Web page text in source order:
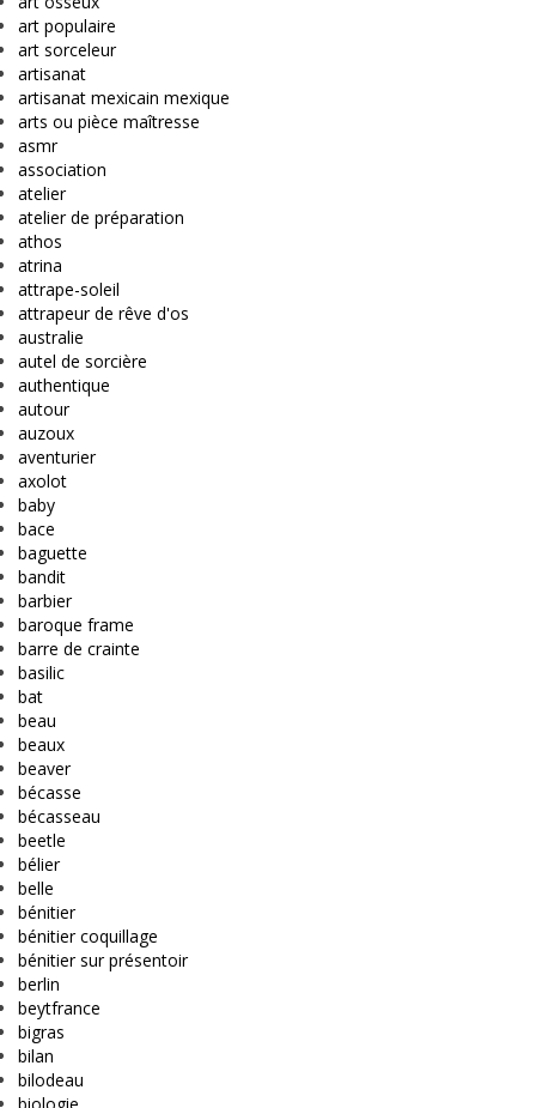
art populaire
art sorceleur
artisanat
artisanat mexicain mexique
arts ou pièce maîtresse
asmr
association
atelier
atelier de préparation
athos
atrina
attrape-soleil
attrapeur de rêve d'os
australie
autel de sorcière
authentique
autour
auzoux
aventurier
axolot
baby
bace
baguette
bandit
barbier
baroque frame
barre de crainte
basilic
bat
beau
beaux
beaver
bécasse
bécasseau
beetle
bélier
belle
bénitier
bénitier coquillage
bénitier sur présentoir
berlin
beytfrance
bigras
bilan
bilodeau
biologie